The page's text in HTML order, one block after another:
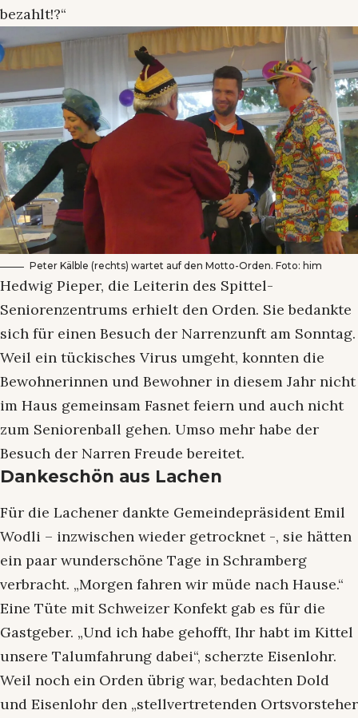
bezahlt!?“
Peter Kälble (rechts) wartet auf den Motto-Orden. Foto: him
Hedwig Pieper, die Leiterin des Spittel-
Seniorenzentrums erhielt den Orden. Sie bedankte
sich für einen Besuch der Narrenzunft am Sonntag.
Weil ein tückisches Virus umgeht, konnten die
Bewohnerinnen und Bewohner in diesem Jahr nicht
im Haus gemeinsam Fasnet feiern und auch nicht
zum Seniorenball gehen. Umso mehr habe der
Besuch der Narren Freude bereitet.
Dankeschön aus Lachen
Für die Lachener dankte Gemeindepräsident Emil
Wodli – inzwischen wieder getrocknet -, sie hätten
ein paar wunderschöne Tage in Schramberg
verbracht. „Morgen fahren wir müde nach Hause.“
Eine Tüte mit Schweizer Konfekt gab es für die
Gastgeber. „Und ich habe gehofft, Ihr habt im Kittel
unsere Talumfahrung dabei“, scherzte Eisenlohr.
Weil noch ein Orden übrig war, bedachten Dold
und Eisenlohr den „stellvertretenden Ortsvorsteher